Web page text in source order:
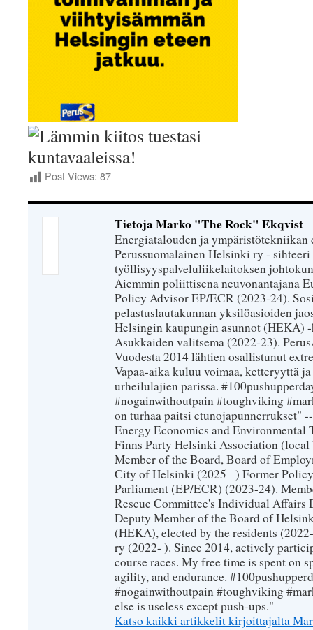
Post Views: 87
Tietoja Marko "The Rock" Ekqvist
Energiatalouden ja
Perussuomalainen Helsinki ry -
työllisyyspalveluliikelaitoksen
Aiemmin poliittisena neuvonantajana
Policy Advisor EP/ECR (2023-24).
pelastuslautakunnan yksilöasioiden
Helsingin kaupungin asunnot (HEKA)
Asukkaiden valitsema (2022-23).
Vuodesta 2014 lähtien osallistunut
Vapaa-aika kuluu voimaa, ketteryyttä
urheilulajien parissa.
#nogainwithoutpain #toughviking
on turhaa paitsi etunojapunnerrukset"
Energy Economics and Environmental
Finns Party Helsinki Association
Member of the Board, Board of
City of Helsinki (2025– ) Former
Parliament (EP/ECR) (2023-24).
Rescue Committee's Individual Affairs
Deputy Member of the Board of
(HEKA), elected by the residents
ry (2022- ). Since 2014, actively
course races. My free time is spent on
agility, and endurance.
#nogainwithoutpain #toughviking
else is useless except push-ups."
Katso kaikki artikkelit kirjoittajalta